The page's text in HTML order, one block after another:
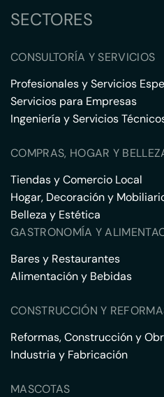
SECTORES
CONSULTORÍA Y SERVICIOS
Profesionales y Servicios
Servicios para Empresas
Ingeniería y Servicios
COMPRAS, HOGAR Y
Tiendas y Comercio Local
Hogar, Decoración y
Belleza y Estética
GASTRONOMÍA Y
Bares y Restaurantes
Alimentación y Bebidas
CONSTRUCCIÓN Y
Reformas, Construcción y
Industria y Fabricación
MASCOTAS